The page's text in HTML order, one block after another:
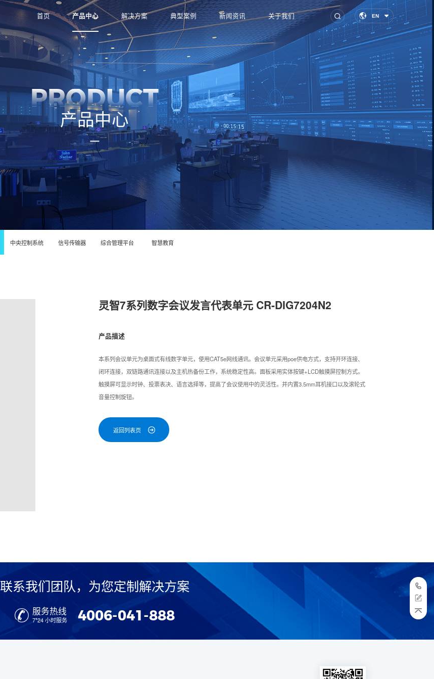
首页 产品中心 解决方案 典型案例 新闻资讯 关于我们 EN
PRODUCT
产品中心
中央控制系统 信号传输器 综合管理平台 智慧教育
灵智7系列数字会议发言代表单元 CR-DIG7204N2
产品描述
本系列会议单元为桌面式有线数字单元，使用CAT5e网线通讯。会议单元采用poe供电方式，支持开环连接、
闭环连接，双链路通讯连接以及主机热备份工作，系统稳定性高。面板采用实体按键+LCD触摸屏控制方式。
触摸屏可显示时钟、投票表决、语言选择等，提高了会议使用中的灵活性。并内置3.5mm耳机接口以及滚轮式
音量控制旋钮。
返回列表页
联系我们团队，为您定制解决方案
服务热线
7*24 小时服务 4006-041-888